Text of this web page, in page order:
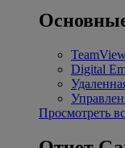
Digital
Просмотреть